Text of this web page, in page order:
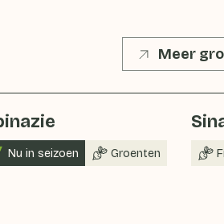
Meer
Nu in seizoen Groenten